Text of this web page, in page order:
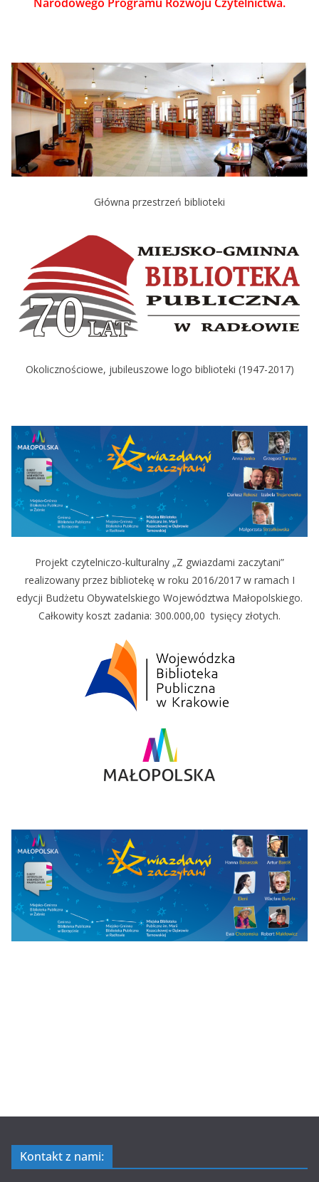
Główna przestrzeń biblioteki
Okolicznościowe, jubileuszowe logo biblioteki (1947-2017)
Projekt czytelniczo-kulturalny „Z gwiazdami zaczytani”
realizowany przez bibliotekę w roku 2016/2017 w ramach I
edycji Budżetu Obywatelskiego Województwa Małopolskiego.
Całkowity koszt zadania: 300.000,00 tysięcy złotych.
Kontakt z nami: